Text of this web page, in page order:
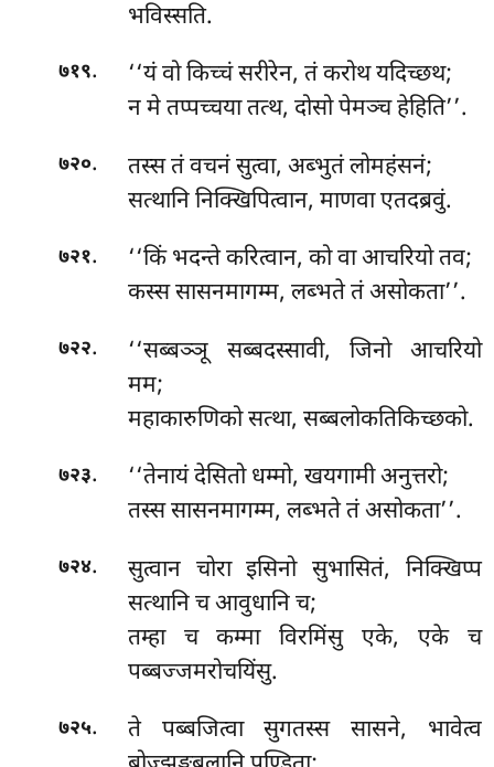
भविस्सति.
७१९.
‘‘यं वो किच्चं सरीरेन, तं करोथ यदिच्छथ;
न मे तप्पच्चया तत्थ, दोसो पेमञ्च हेहिति’’.
७२०.
तस्स तं वचनं सुत्वा, अब्भुतं लोमहंसनं;
सत्थानि निक्खिपित्वान, माणवा एतदब्रवुं.
७२१.
‘‘किं भदन्ते करित्वान, को वा आचरियो तव;
कस्स सासनमागम्म, लब्भते तं असोकता’’.
७२२.
‘‘सब्बञ्ञू सब्बदस्सावी, जिनो आचरियो
मम;
महाकारुणिको सत्था, सब्बलोकतिकिच्छको.
७२३.
‘‘तेनायं देसितो धम्मो, खयगामी अनुत्तरो;
तस्स सासनमागम्म, लब्भते तं असोकता’’.
७२४.
सुत्वान चोरा इसिनो सुभासितं, निक्खिप्प
सत्थानि च आवुधानि च;
तम्हा च कम्मा विरमिंसु एके, एके च
पब्बज्जमरोचयिंसु.
७२५.
ते पब्बजित्वा सुगतस्स सासने, भावेत्व